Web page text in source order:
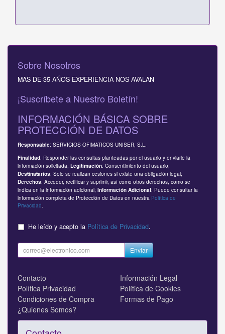
Sobre Nosotros
MAS DE 35 AÑOS EXPERIENCIA NOS AVALAN
¡Suscríbete a Nuestro Boletín!
INFORMACIÓN BÁSICA SOBRE
PROTECCIÓN DE DATOS
Responsable: SERVICIOS OFIMATICOS UNISER, S.L.
Finalidad: Responder las consultas planteadas por el usuario y enviarle la
información solicitada; Legitimación: Consentimiento del usuario;
Destinatarios: Solo se realizan cesiones si existe una obligación legal;
Derechos: Acceder, rectificar y suprimir, así como otros derechos, como se
indica en la información adicional; Información Adicional: Puede consultar la
información completa de Protección de Datos en nuestra Política de
Privacidad
He leído y acepto la Política de Privacidad.
Enviar
Contacto
Información Legal
Política Privacidad
Política de Cookies
Condiciones de Compra
Formas de Pago
¿Quienes Somos?